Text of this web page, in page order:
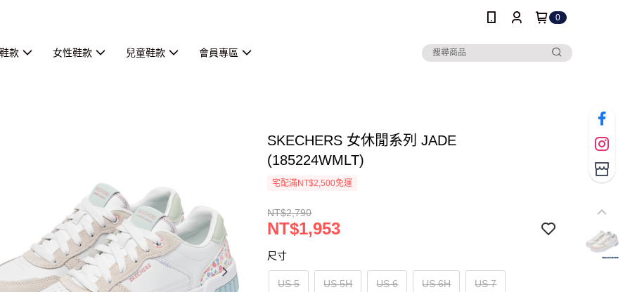
0
款 女性鞋款 兒童鞋款 會員專區
SKECHERS 女休閒系列 JADE
(185224WMLT)
宅配滿NT$2,500免運
NT$2,790
NT$1,953
尺寸
US 5 US 5H US 6 US 6H US 7